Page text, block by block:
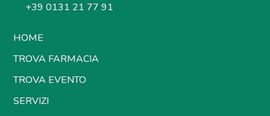
+39 0131 21 77 91
HOME
TROVA FARMACIA
TROVA EVENTO
SERVIZI